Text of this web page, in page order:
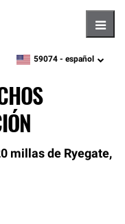
zipcode, language
59074 - español
millas de Ryegate,